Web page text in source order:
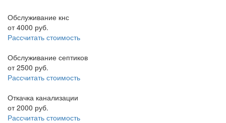
Обслуживание кнс
от4000 руб.
Рассчитать стоимость
Обслуживание септиков
от2500 руб.
Рассчитать стоимость
Откачка канализации
от2000 руб.
Рассчитать стоимость